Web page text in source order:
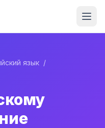
язык /